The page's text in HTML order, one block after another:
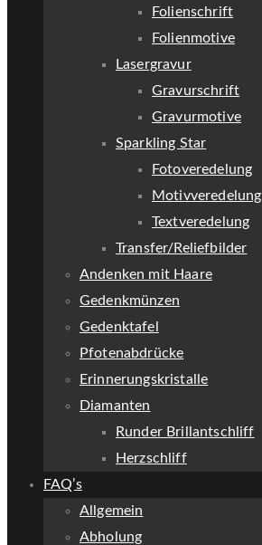
Folienschrift
Folienmotive
Lasergravur
Gravurschrift
Gravurmotive
Sparkling Star
Fotoveredelung
Motivveredelung
Textveredelung
Transfer/Reliefbilder
Andenken mit Haare
Gedenkmünzen
Gedenktafel
Pfotenabdrücke
Erinnerungskristalle
Diamanten
Runder Brillantschliff
Herzschliff
FAQ’s
Allgemein
Abholung